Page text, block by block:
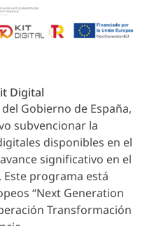
Digital
Gobierno de España,
subvencionar la
disponibles en el
significativo en el
programa está
“Next Generation
Transformación